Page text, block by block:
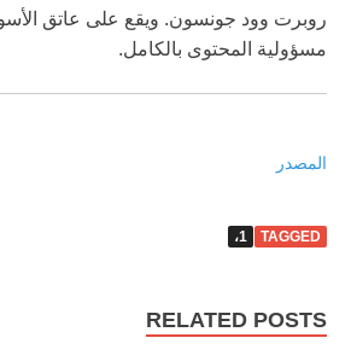
روبرت وود جونسون. ويقع على عاتق
مسؤولية المحتوى بالكامل.
المصدر
TAGGED 1،
RELATED POSTS